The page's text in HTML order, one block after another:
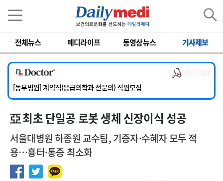
전체뉴스 메디라이프 동영상뉴스 기사제보
[서울아산병원] 2026년 하반기 인턴 모집
[영남대학교의료원] 마취통증의학과 임기제 임상의사 채용
[충남대학교병원] 소아청소년과(소아응급전담) 계약직 의사 공개채용
[동부병원] 계약직(응급의학과 전문의) 직원모집
[이대목동병원] 하반기 전공의(레지던트1년차) 모집
[서울아산병원] 2026년 하반기 인턴 모집
亞 최초 단일공 로봇 생체 신장이식 성공
서울대병원 하종원 교수팀, 기증자·수혜자 모두 적
용…흉터·통증 최소화